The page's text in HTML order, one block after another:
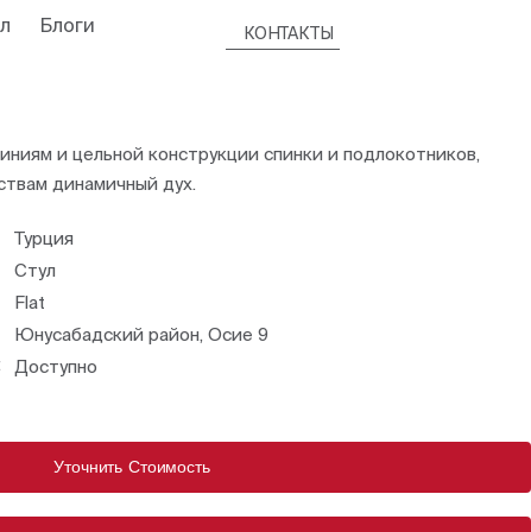
Блоги КОНТАКТЫ
и цельной конструкции спинки и подлокотников,
динамичный дух.
Турция
Стул
Flat
Юнусабадский район, Осие 9
Доступно
Уточнить Стоимость